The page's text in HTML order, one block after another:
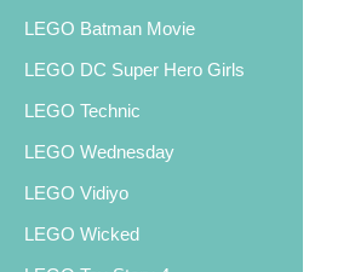
LEGO Batman Movie
LEGO DC Super Hero Girls
LEGO Technic
LEGO Wednesday
LEGO Vidiyo
LEGO Wicked